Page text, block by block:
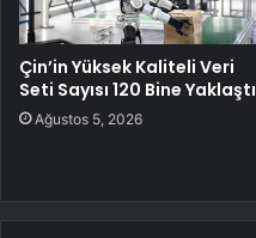
Çin’in Yüksek Kaliteli Veri
Seti Sayısı 120 Bine Yaklaştı
Ağustos 5, 2026